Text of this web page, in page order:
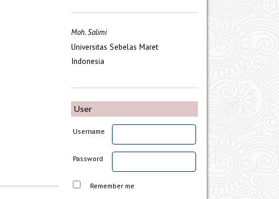
Moh. Salimi
Universitas Sebelas Maret
Indonesia
User
Username
Password
Remember me